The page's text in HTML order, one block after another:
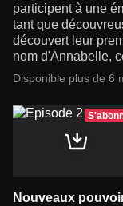
participent à une
tant que
découvert leur
nom d'Annabelle,
Disponible plus de 6
Nouveaux